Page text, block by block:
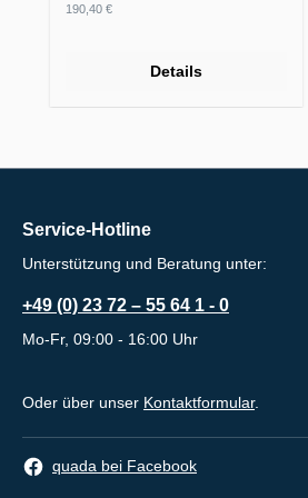
190,40 €
Details
Service-Hotline
Unterstützung und Beratung unter:
+49 (0) 23 72 – 55 64 1 - 0
Mo-Fr, 09:00 - 16:00 Uhr
Oder über unser Kontaktformular.
quada bei Facebook